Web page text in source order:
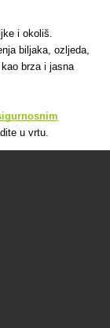
i okoliš.
biljaka, ozljeda,
brza i jasna
u vrtu.